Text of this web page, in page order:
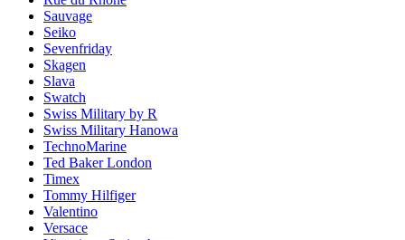
Sauvage
Seiko
Sevenfriday
Skagen
Slava
Swatch
Swiss Military by R
Swiss Military Hanowa
TechnoMarine
Ted Baker London
Timex
Tommy Hilfiger
Valentino
Versace